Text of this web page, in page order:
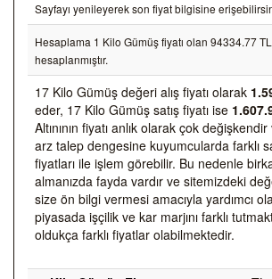
Sayfayı yenileyerek son fiyat bilgisine
Hesaplama 1 Kilo Gümüş fiyatı olan 94334.77
hesaplanmıştır.
17 Kilo Gümüş değeri alış fiyatı olarak
eder, 17 Kilo Gümüş satış fiyatı ise
Altınının fiyatı anlık olarak çok
arz talep dengesine kuyumcularda farklı
fiyatları ile işlem görebilir. Bu nedenle
almanızda fayda vardır ve sitemizdeki
size ön bilgi vermesi amacıyla yardımcı
piyasada işçilik ve kar marjını farklı
oldukça farklı fiyatlar olabilmektedir.